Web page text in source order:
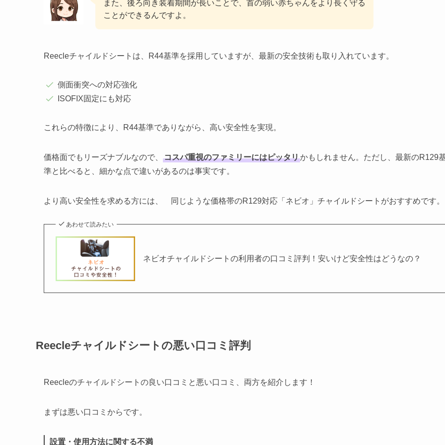
また、後ろ向き装着期間が長いことで、首の弱い赤ちゃんをより長く守る
ことができるんですよ。
Reecleチャイルドシートは、R44基準を採用していますが、最新の安全技術も取り入れています。
側面衝突への対応強化
ISOFIX固定にも対応
これらの特徴により、R44基準でありながら、高い安全性を実現。
価格面でもリーズナブルなので、 コスパ重視のファミリーにはピッタリかもしれません。ただし、最新のR129
準と比べると、細かな点で違いがあるのは事実です。
より高い安全性を求める方には、 同じような価格帯のR129対応「ネビオ」チャイルドシートがおすすめです。
あわせて読みたい
ネビオチャイルドシートの利用者の口コミ評判！安いけど安全性はどうなの？
Reecleチャイルドシートの悪い口コミ評判
Reecleのチャイルドシートの良い口コミと悪い口コミ、両方を紹介します！
まずは悪い口コミからです。
設置・使用方法に関する不満